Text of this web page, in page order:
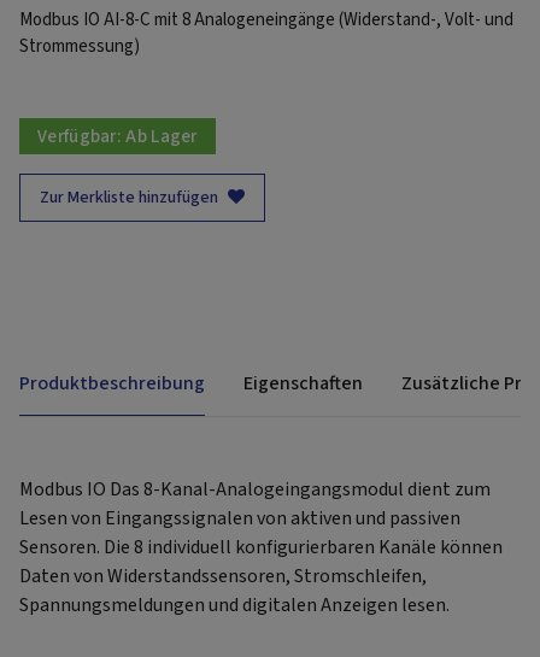
Modbus IO AI-8-C mit 8 Analogeneingänge (Widerstand-, Volt- und
Strommessung)
Verfügbar:Ab Lager
Zur Merkliste hinzufügen
Produktbeschreibung Eigenschaften Zusätzliche
Modbus IO Das 8-Kanal-Analogeingangsmodul dient zum
Lesen von Eingangssignalen von aktiven und passiven
Sensoren. Die 8 individuell konfigurierbaren Kanäle können
Daten von Widerstandssensoren, Stromschleifen,
Spannungsmeldungen und digitalen Anzeigen lesen.